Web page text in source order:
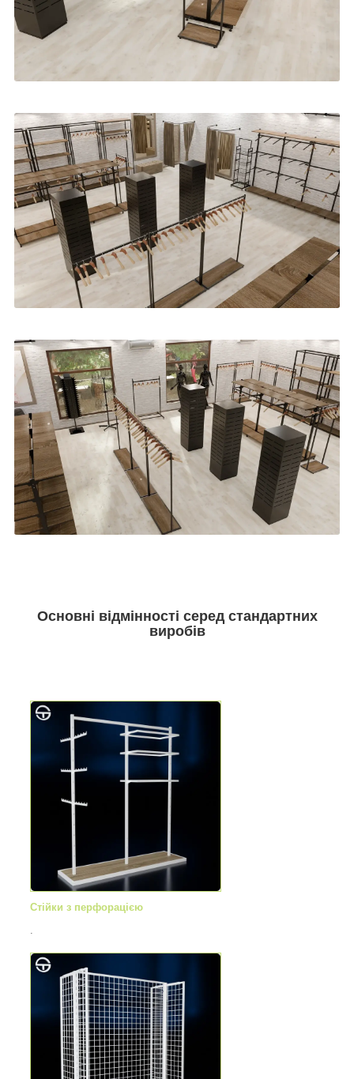
Основні відмінності серед стандартних
виробів
Стійки з перфорацією